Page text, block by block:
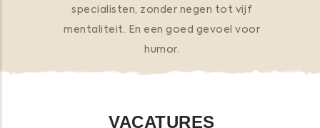
specialisten, zonder negen tot vijf
mentaliteit. En een goed gevoel voor
humor.
VACATURES